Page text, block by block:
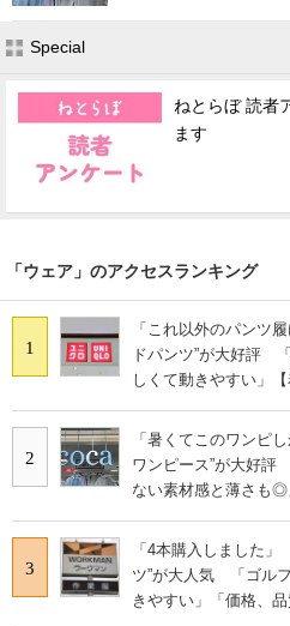
Special
ねとらぼ 読者
ます
「ウェア」のアクセスランキング
1
「これ以外のパンツ
ドパンツ”が大好評
しくて動きやすい」【
2
「暑くてこのワンピ
ワンピース”が大好評
ない素材感と薄さも◎
3
「4本購入しました
ツ”が大人気 「ゴル
きやすい」「価格、